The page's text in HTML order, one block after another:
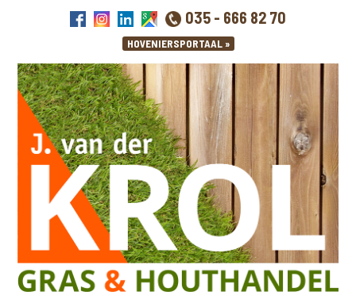
035 - 666 82 70